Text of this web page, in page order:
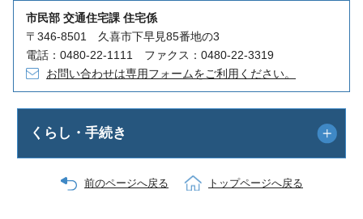
市民部 交通住宅課 住宅係
〒346-8501 久喜市下早見85番地の3
電話：0480-22-1111 ファクス：0480-22-3319
お問い合わせは専用フォームをご利用ください。
くらし・手続き
前のページへ戻る トップページへ戻る